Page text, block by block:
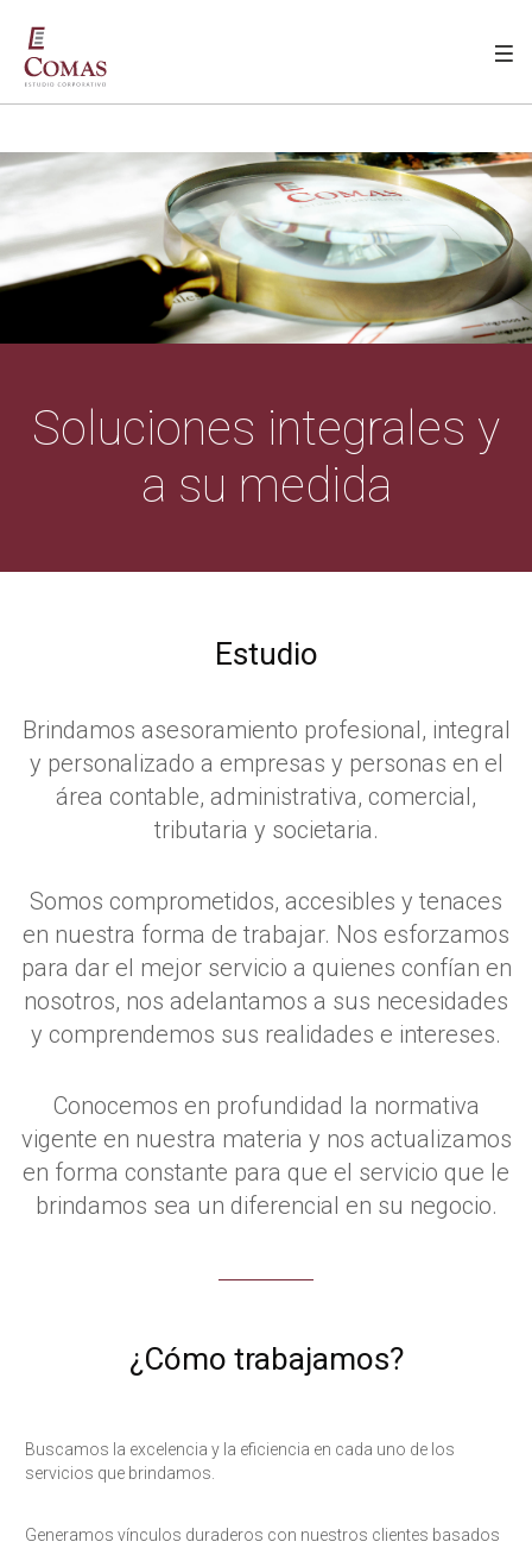
HISTORIA
SERVICIOS
Soluciones integrales y
a su medida
Estudio
Brindamos asesoramiento profesional, integral
y personalizado a empresas y personas en el
área contable, administrativa, comercial,
tributaria y societaria.
Somos comprometidos, accesibles y tenaces
en nuestra forma de trabajar. Nos esforzamos
para dar el mejor servicio a quienes confían en
nosotros, nos adelantamos a sus necesidades
y comprendemos sus realidades e intereses.
Conocemos en profundidad la normativa
vigente en nuestra materia y nos actualizamos
en forma constante para que el servicio que le
brindamos sea un diferencial en su negocio.
¿Cómo trabajamos?
Buscamos la excelencia y la eficiencia en cada uno de los
servicios que brindamos.
Generamos vínculos duraderos con nuestros clientes basados